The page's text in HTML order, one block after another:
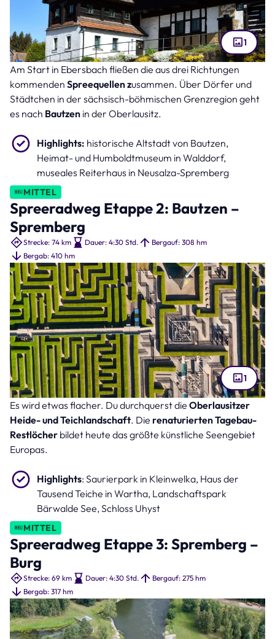
Reiterhaus in Neusalza-Spremberg (Bild: Karin Jähne – stock.adobe.com )
1
Am Start in Ebersbach fließen die aus drei Richtungen
kommenden Spreequellen zusammen. Über Dörfer und
Städtchen in der sächsisch-böhmischen Grenzregion geht
es nach Bautzen in der Oberlausitz.
Highlights: historische Altstadt von Bautzen,
Heimat- und Humboldtmuseum in Walddorf,
museales Reiterhaus in Neusalza-Spremberg
MITTEL
Spreeradweg Etappe 2: Bautzen –
Spremberg
Strecke: 74 km Dauer: 4:30 Std.
Bergauf: 308 hm
Bergab: 410 hm
Dinosaurierpark Kleinwelka (Bild: Daniel – stock.adobe.com )
1
Es wird etwas flacher. Du durchquerst die Oberlausitzer
Heide- und Teichlandschaft. Die renaturierten Tagebau-
Restlöcher bildet heute das größte künstliche Seengebiet
Europas.
Highlights: Saurierpark in Kleinwelka, Haus der
Tausend Teiche in Wartha, Landschaftspark
Bärwalde See, Schloss Uhyst
MITTEL
Spreeradweg Etappe 3: Spremberg –
Burg
Strecke: 69 km Dauer: 4:30 Std.
Bergauf: 275 hm
Bergab: 317 hm